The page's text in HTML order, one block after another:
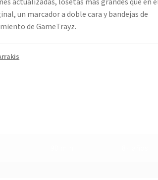
un marcador a doble cara y bandejas de
de GameTrayz.